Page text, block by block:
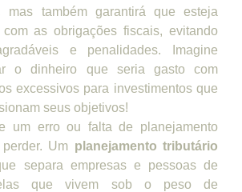
mas também garantirá que esteja
as obrigações fiscais, evitando
e penalidades. Imagine
o dinheiro que seria gasto com
excessivos para investimentos que
seus objetivos!
um erro ou falta de planejamento
Um planejamento tributário
separa empresas e pessoas de
que vivem sob o peso de